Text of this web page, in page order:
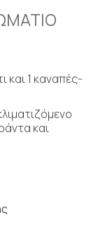
και 1 καναπές-
και